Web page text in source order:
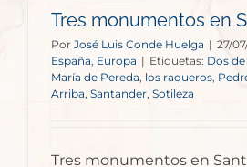
Tres monumentos en
Por José Luis Conde Huelga | 27/
España Europa | Etiquetas: Dos
María de Pereda los raqueros
Arriba Santander, Sotileza
Tres monumentos en